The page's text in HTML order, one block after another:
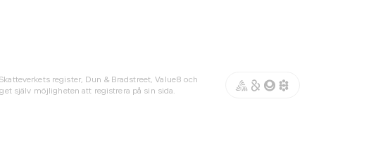
register, Dun & Bradstreet, Value8 och
själv möjligheten att registrera på sin sida.